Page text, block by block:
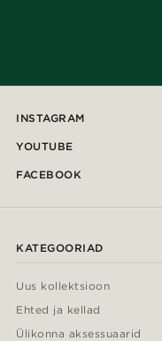
INSTAGRAM
YOUTUBE
FACEBOOK
KATEGOORIAD
Uus kollektsioon
Ehted ja kellad
Ülikonna aksessuaarid